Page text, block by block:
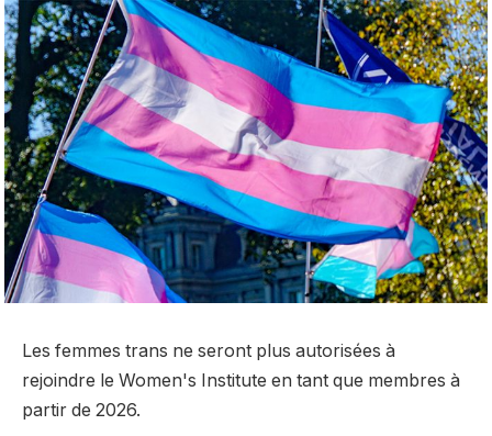
Les femmes trans ne seront plus autorisées à
rejoindre le Women's Institute en tant que membres à
partir de 2026.